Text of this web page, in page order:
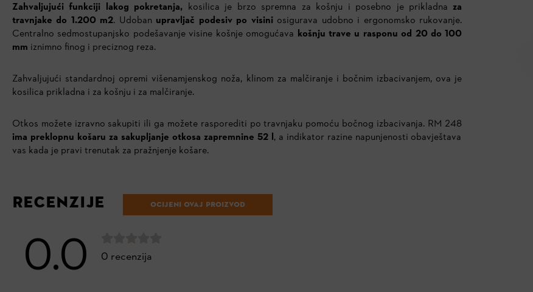
Zahvaljujući funkciji lakog pokretanja, kosilica je brzo spremna za košnju i posebno je prikladnaza
travnjake do 1.200 m2. Udoban upravljač podesiv po visiniosigurava udobno i ergonomsko rukovanje.
Centralno sedmostupanjsko podešavanje visine košnje omogućava košnju trave u rasponu od 20 do 100
mm iznimno finog i preciznog reza.
Zahvaljujući standardnoj opremi višenamjenskog noža, klinom za malčiranje i bočnim izbacivanjem, ova je
kosilica prikladna i za košnju i za malčiranje.
Otkos možete izravno sakupiti ili ga možete rasporediti po travnjaku pomoću bočnog izbacivanja. RM 248
ima preklopnu košaru za sakupljanje otkosa zapremnine 52 l, a indikator razine napunjenosti obavještava
vas kada je pravi trenutak za pražnjenje košare.
RECENZIJE OCIJENI OVAJ PROIZVOD
0.0 0 recenzija